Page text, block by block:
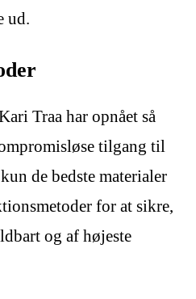
ud.
Traa har opnået så
tilgang til
de bedste materialer
for at sikre,
og af højeste